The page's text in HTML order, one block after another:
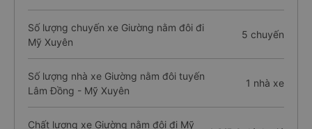
Số lượng chuyến xe Giường nằm đôi đi
Mỹ Xuyên
5 chuyến
Số lượng nhà xe Giường nằm đôi tuyến
Lâm Đồng - Mỹ Xuyên
1 nhà xe
Chất lượng xe Giường nằm đôi đi Mỹ